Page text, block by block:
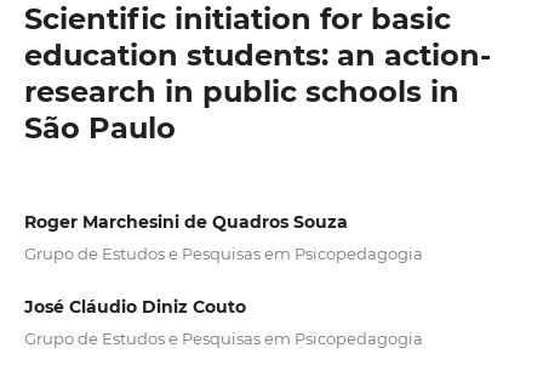
Scientific initiation for basic
education students: an action-
research in public schools in
São Paulo
Roger Marchesini de Quadros Souza
Grupo de Estudos e Pesquisas em Psicopedagogia
José Cláudio Diniz Couto
Grupo de Estudos e Pesquisas em Psicopedagogia